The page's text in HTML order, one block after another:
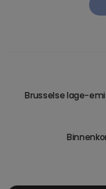
Brusselse lage-